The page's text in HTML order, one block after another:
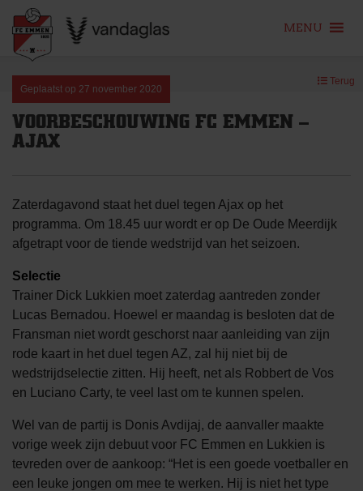
content
MENU
Geplaatst op 27 november 2020
Terug
VOORBESCHOUWING FC EMMEN –
AJAX
Zaterdagavond staat het duel tegen Ajax op het
programma. Om 18.45 uur wordt er op De Oude Meerdijk
afgetrapt voor de tiende wedstrijd van het seizoen.
Selectie
Trainer Dick Lukkien moet zaterdag aantreden zonder
Lucas Bernadou. Hoewel er maandag is besloten dat de
Fransman niet wordt geschorst naar aanleiding van zijn
rode kaart in het duel tegen AZ, zal hij niet bij de
wedstrijdselectie zitten. Hij heeft, net als Robbert de Vos
en Luciano Carty, te veel last om te kunnen spelen.
Wel van de partij is Donis Avdijaj, de aanvaller maakte
vorige week zijn debuut voor FC Emmen en Lukkien is
tevreden over de aankoop: “Het is een goede voetballer en
een leuke jongen om mee te werken. Hij is niet het type